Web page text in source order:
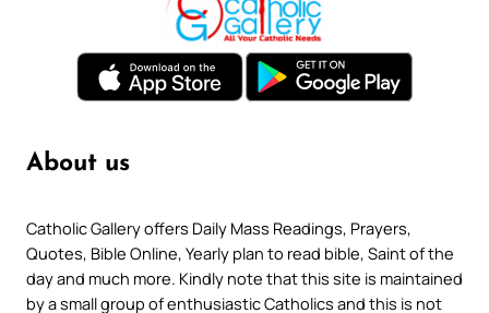
About us
Catholic Gallery offers Daily Mass Readings, Prayers,
Quotes, Bible Online, Yearly plan to read bible, Saint of the
day and much more. Kindly note that this site is maintained
by a small group of enthusiastic Catholics and this is not